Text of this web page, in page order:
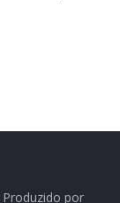
por